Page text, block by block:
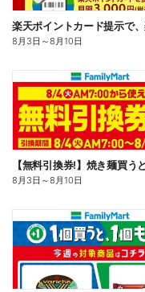
8月3日 ～8月10日
8月3日 ～8月10日